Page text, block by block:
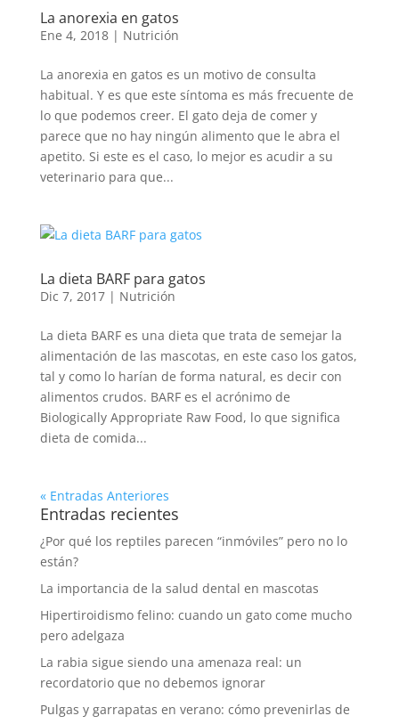
La anorexia en gatos
Ene 4, 2018| Nutrición
La anorexia en gatos es un motivo de consulta
habitual. Y es que este síntoma es más frecuente de
lo que podemos creer. El gato deja de comer y
parece que no hay ningún alimento que le abra el
apetito. Si este es el caso, lo mejor es acudir a su
veterinario para que...
La dieta BARF para gatos
Dic 7, 2017| Nutrición
La dieta BARF es una dieta que trata de semejar la
alimentación de las mascotas, en este caso los gatos,
tal y como lo harían de forma natural, es decir con
alimentos crudos. BARF es el acrónimo de
Biologically Appropriate Raw Food, lo que significa
dieta de comida...
« Entradas Anteriores
Entradas recientes
¿Por qué los reptiles parecen “inmóviles” pero no lo
están?
La importancia de la salud dental en mascotas
Hipertiroidismo felino: cuando un gato come mucho
pero adelgaza
La rabia sigue siendo una amenaza real: un
recordatorio que no debemos ignorar
Pulgas y garrapatas en verano: cómo prevenirlas de